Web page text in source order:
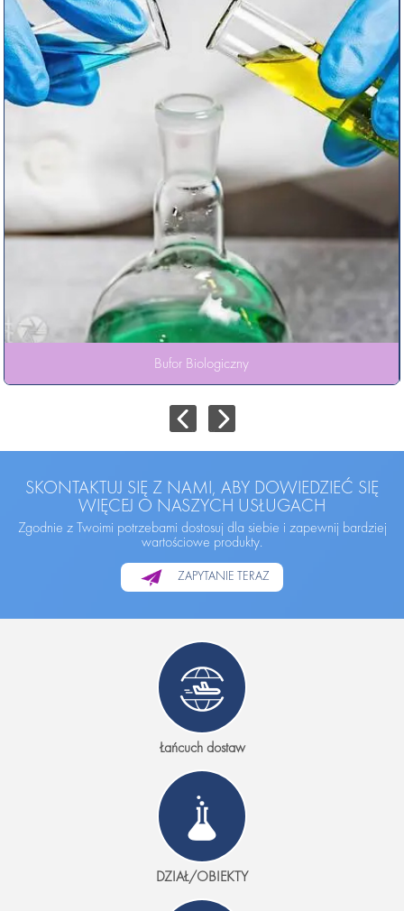
Bufor Biologiczny
SKONTAKTUJ SIĘ Z NAMI, ABY DOWIEDZIEĆ SIĘ
WIĘCEJ O NASZYCH USŁUGACH
Zgodnie z Twoimi potrzebami dostosuj dla siebie i zapewnij bardziej
wartościowe produkty.
ZAPYTANIE TERAZ
Łańcuch dostaw
DZIAŁ/OBIEKTY